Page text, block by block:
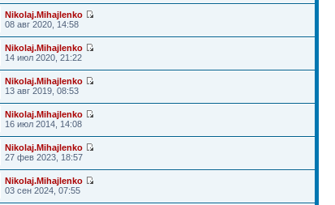
Nikolaj.Mihajlenko
08 авг 2020, 14:58
Nikolaj.Mihajlenko
14 июл 2020, 21:22
Nikolaj.Mihajlenko
13 авг 2019, 08:53
Nikolaj.Mihajlenko
16 июл 2014, 14:08
Nikolaj.Mihajlenko
27 фев 2023, 18:57
Nikolaj.Mihajlenko
03 сен 2024, 07:55